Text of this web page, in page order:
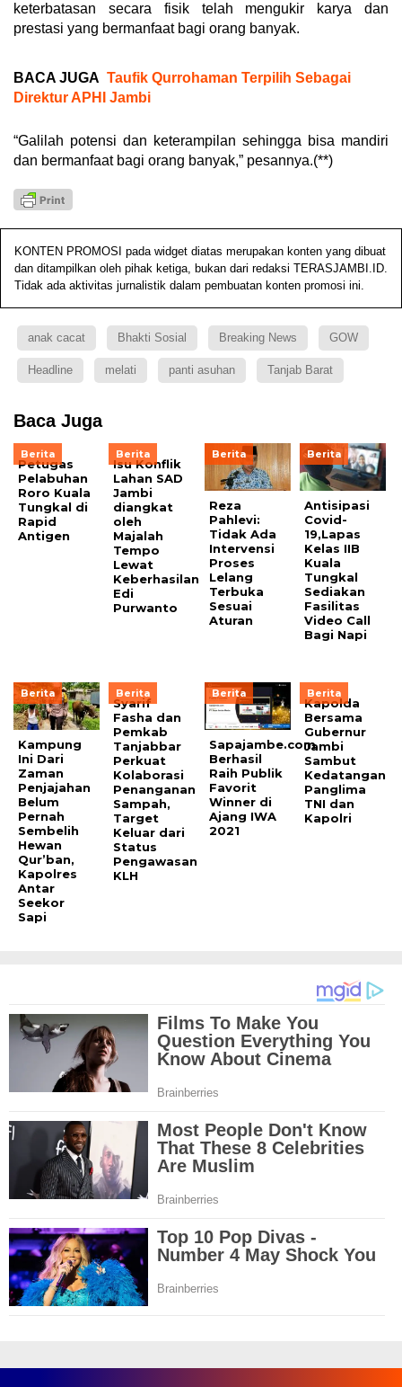
keterbatasan secara fisik telah mengukir karya dan
prestasi yang bermanfaat bagi orang banyak.
BACA JUGA Taufik Qurrohaman Terpilih Sebagai
Direktur APHI Jambi
“Galilah potensi dan keterampilan sehingga bisa mandiri
dan bermanfaat bagi orang banyak,” pesannya.(**)
KONTEN PROMOSI pada widget diatas merupakan konten yang dibuat
dan ditampilkan oleh pihak ketiga, bukan dari redaksi TERASJAMBI.ID.
Tidak ada aktivitas jurnalistik dalam pembuatan konten promosi ini.
anak cacat Bhakti Sosial Breaking News GOW
Headline melati panti asuhan Tanjab Barat
Baca Juga
Berita
Petugas
Pelabuhan
Roro Kuala
Tungkal di
Rapid
Antigen
Berita
Isu Konflik
Lahan SAD
Jambi
diangkat
oleh
Majalah
Tempo
Lewat
Keberhasilan
Edi
Purwanto
Berita
Reza
Pahlevi:
Tidak Ada
Intervensi
Proses
Lelang
Terbuka
Sesuai
Aturan
Berita
Antisipasi
Covid-
19,Lapas
Kelas IIB
Kuala
Tungkal
Sediakan
Fasilitas
Video Call
Bagi Napi
Berita
Kampung
Ini Dari
Zaman
Penjajahan
Belum
Pernah
Sembelih
Hewan
Qur’ban,
Kapolres
Antar
Seekor
Sapi
Berita
Syarif
Fasha dan
Pemkab
Tanjabbar
Perkuat
Kolaborasi
Penanganan
Sampah,
Target
Keluar dari
Status
Pengawasan
KLH
Berita
Sapajambe.com
Berhasil
Raih Publik
Favorit
Winner di
Ajang IWA
2021
Berita
Kapolda
Bersama
Gubernur
Jambi
Sambut
Kedatangan
Panglima
TNI dan
Kapolri